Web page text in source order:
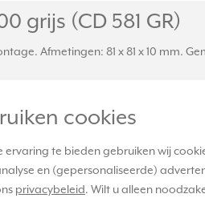
cookies
ervaring te bieden gebruiken wij
en (gepersonaliseerde)
privacybeleid. Wilt u alleen
grijs (CD 581 GR)
Afmetingen: 81 x 81 x 10 mm.
6 stuk(s)